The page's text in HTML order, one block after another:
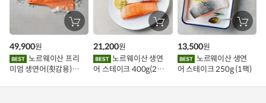
장
바
에
담
기
노르웨이산 프리
미엄 생연어(횟감용)
49,900원
장
바
에
담
기
노르웨이산 생연
어 스테이크 400g(2조
21,200원
장
바
에
담
기
어 스테이크 250g (1팩)
13,500원